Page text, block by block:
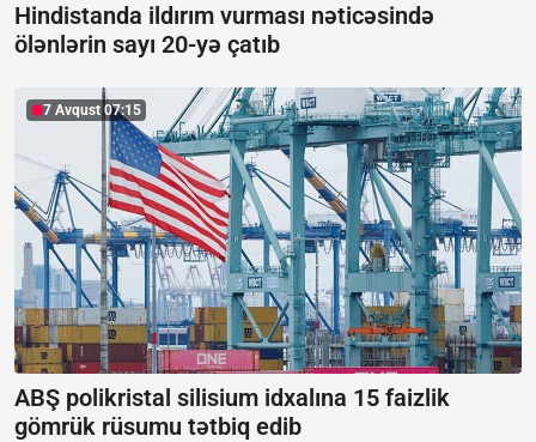
Hindistanda ildırım vurması nəticəsində
ölənlərin sayı 20-yə çatıb
7 Avqust 07:15
ABŞ polikristal silisium idxalına 15 faizlik
gömrük rüsumu tətbiq edib